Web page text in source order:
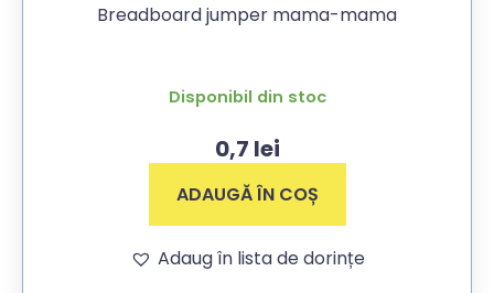
Breadboard jumper mama-mama
Disponibil din stoc
0,7 lei
ADAUGĂ ÎN COȘ
Adaug în lista de dorințe